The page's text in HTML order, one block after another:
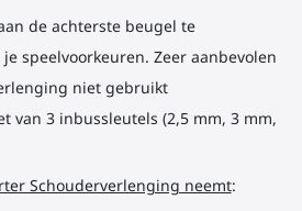
de achterste beugel te
speelvoorkeuren. Zeer aanbevolen
niet gebruikt
van 3 inbussleutels (2,5 mm, 3 mm,
Schouderverlenging neemt: